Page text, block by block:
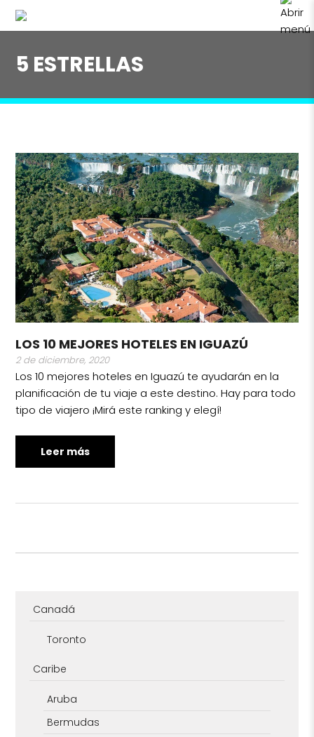
5 ESTRELLAS
LOS 10 MEJORES HOTELES EN IGUAZÚ
2 de diciembre, 2020
Los 10 mejores hoteles en Iguazú te ayudarán en la
planificación de tu viaje a este destino. Hay para todo
tipo de viajero ¡Mirá este ranking y elegí!
Leer más
Canadá
Toronto
Caribe
Aruba
Bermudas